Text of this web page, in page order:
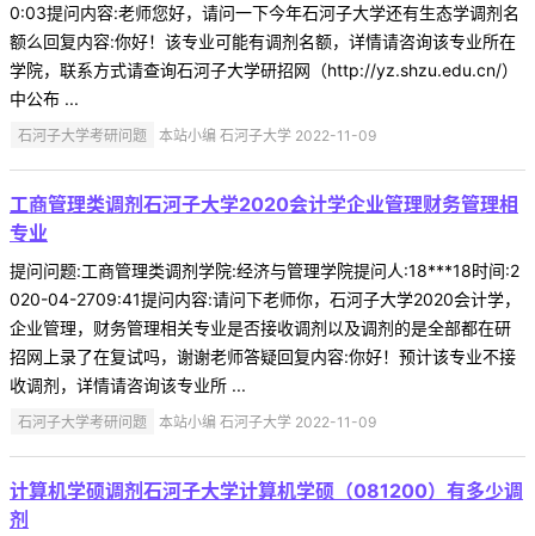
0:03提问内容:老师您好，请问一下今年石河子大学还有生态学调剂名
额么回复内容:你好！该专业可能有调剂名额，详情请咨询该专业所在
学院，联系方式请查询石河子大学研招网（http://yz.shzu.edu.cn/）
中公布 ...
石河子大学考研问题 本站小编 石河子大学 2022-11-09
工商管理类调剂石河子大学2020会计学企业管理财务管理相
专业
提问问题:工商管理类调剂学院:经济与管理学院提问人:18***18时间:2
020-04-2709:41提问内容:请问下老师你，石河子大学2020会计学，
企业管理，财务管理相关专业是否接收调剂以及调剂的是全部都在研
招网上录了在复试吗，谢谢老师答疑回复内容:你好！预计该专业不接
收调剂，详情请咨询该专业所 ...
石河子大学考研问题 本站小编 石河子大学 2022-11-09
计算机学硕调剂石河子大学计算机学硕（081200）有多少调
剂